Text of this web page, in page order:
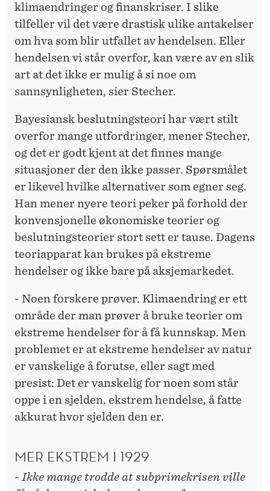
klimaendringer og finanskriser. I slike
tilfeller vil det være drastisk ulike antakelser
om hva som blir utfallet av hendelsen. Eller
hendelsen vi står overfor, kan være av en slik
art at det ikke er mulig å si noe om
sannsynligheten, sier Stecher.
Bayesiansk beslutningsteori har vært stilt
overfor mange utfordringer, mener Stecher,
og det er godt kjent at det finnes mange
situasjoner der den ikke passer. Spørsmålet
er likevel hvilke alternativer som egner seg.
Han mener nyere teori peker på forhold der
konvensjonelle økonomiske teorier og
beslutningsteorier stort sett er tause. Dagens
teoriapparat kan brukes på ekstreme
hendelser og ikke bare på aksjemarkedet.
- Noen forskere prøver. Klimaendring er ett
område der man prøver å bruke teorier om
ekstreme hendelser for å få kunnskap. Men
problemet er at ekstreme hendelser av natur
er vanskelige å forutse, eller sagt med
presist: Det er vanskelig for noen som står
oppe i en sjelden, ekstrem hendelse, å fatte
akkurat hvor sjelden den er.
MER EKSTREM I 1929
- Ikke mange trodde at subprimekrisen ville